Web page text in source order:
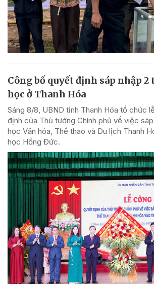
Công bố quyết định sáp nhập 2
học ở Thanh Hóa
Sáng 8/8, UBND tỉnh Thanh Hóa tổ chức
định của Thủ tướng Chính phủ về việc
học Văn hóa, Thể thao và Du lịch Thanh
học Hồng Đức.